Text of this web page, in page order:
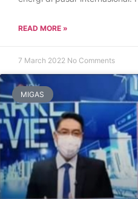
READ MORE »
7 March 2022 No Comments
MIGAS